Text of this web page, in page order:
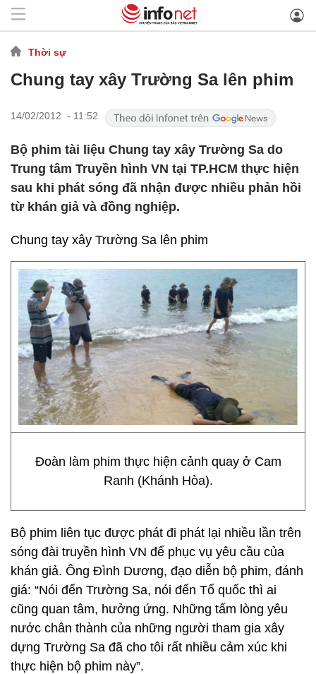
Thời sự
Chung tay xây Trường Sa lên phim
14/02/2012 - 11:52
Bộ phim tài liệu Chung tay xây Trường Sa do
Trung tâm Truyền hình VN tại TP.HCM thực hiện
sau khi phát sóng đã nhận được nhiều phản hồi
từ khán giả và đồng nghiệp.
Chung tay xây Trường Sa lên phim
Đoàn làm phim thực hiện cảnh quay ở Cam
Ranh (Khánh Hòa).
Bộ phim liên tục được phát đi phát lại nhiều lần trên
sóng đài truyền hình VN để phục vụ yêu cầu của
khán giả. Ông Đình Dương, đạo diễn bộ phim, đánh
giá: “Nói đến Trường Sa, nói đến Tổ quốc thì ai
cũng quan tâm, hưởng ứng. Những tấm lòng yêu
nước chân thành của những người tham gia xây
dựng Trường Sa đã cho tôi rất nhiều cảm xúc khi
thực hiện bộ phim này”.